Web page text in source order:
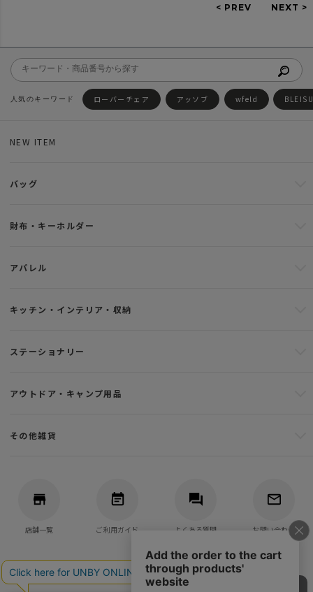
ローバーチェア アッソブ wfeld
NEW ITEM
バッグ
財布・キーホルダー
アパレル
キッチン・インテリア・収納
ステーショナリー
アウトドア・キャンプ用品
その他雑貨
店舗一覧 ご利用ガイド よくある質問 お問い合わせ